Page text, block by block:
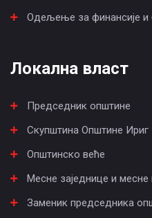
Одељење за финансије и
Локална власт
Председник општине
Скупштина Општине Ириг
Општинско веће
Месне заједнице и месне
Заменик председника